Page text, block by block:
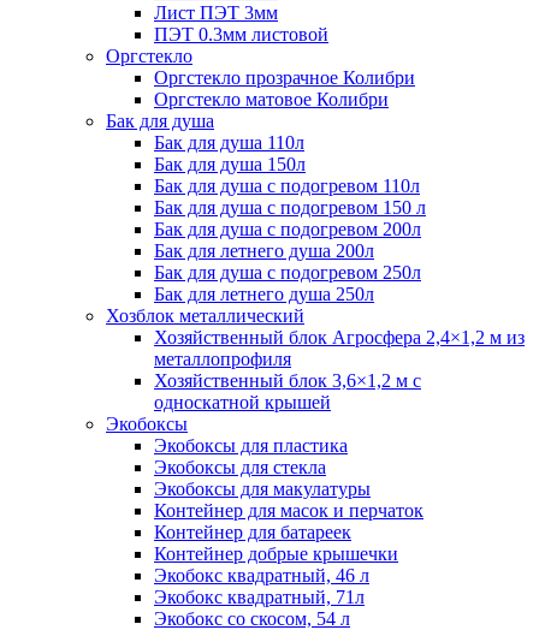
Лист ПЭТ 3мм
ПЭТ 0.3мм листовой
Оргстекло
Оргстекло прозрачное Колибри
Оргстекло матовое Колибри
Бак для душа
Бак для душа 110л
Бак для душа 150л
Бак для душа с подогревом 110л
Бак для душа с подогревом 150 л
Бак для душа с подогревом 200л
Бак для летнего душа 200л
Бак для душа с подогревом 250л
Бак для летнего душа 250л
Хозблок металлический
Хозяйственный блок Агросфера 2,4×1,2 м из
металлопрофиля
Хозяйственный блок 3,6×1,2 м с
односкатной крышей
Экобоксы
Экобоксы для пластика
Экобоксы для стекла
Экобоксы для макулатуры
Контейнер для масок и перчаток
Контейнер для батареек
Контейнер добрые крышечки
Экобокс квадратный, 46 л
Экобокс квадратный, 71л
Экобокс со скосом, 54 л